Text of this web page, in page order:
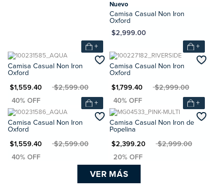
Nuevo
Camisa Casual Non Iron
Oxford
MXN $2,999.00
+
Camisa Casual Non Iron
Oxford
$1,559.40MXN $2,599.00
+
Camisa Casual Non Iron
Oxford
MXN $1,799.40MXN $2,999.00
+
Camisa Casual Non Iron
Oxford
$1,559.40MXN $2,599.00
+
Camisa Casual Non Iron de
Popelina
MXN $2,399.20MXN $2,999.00
VER MÁS